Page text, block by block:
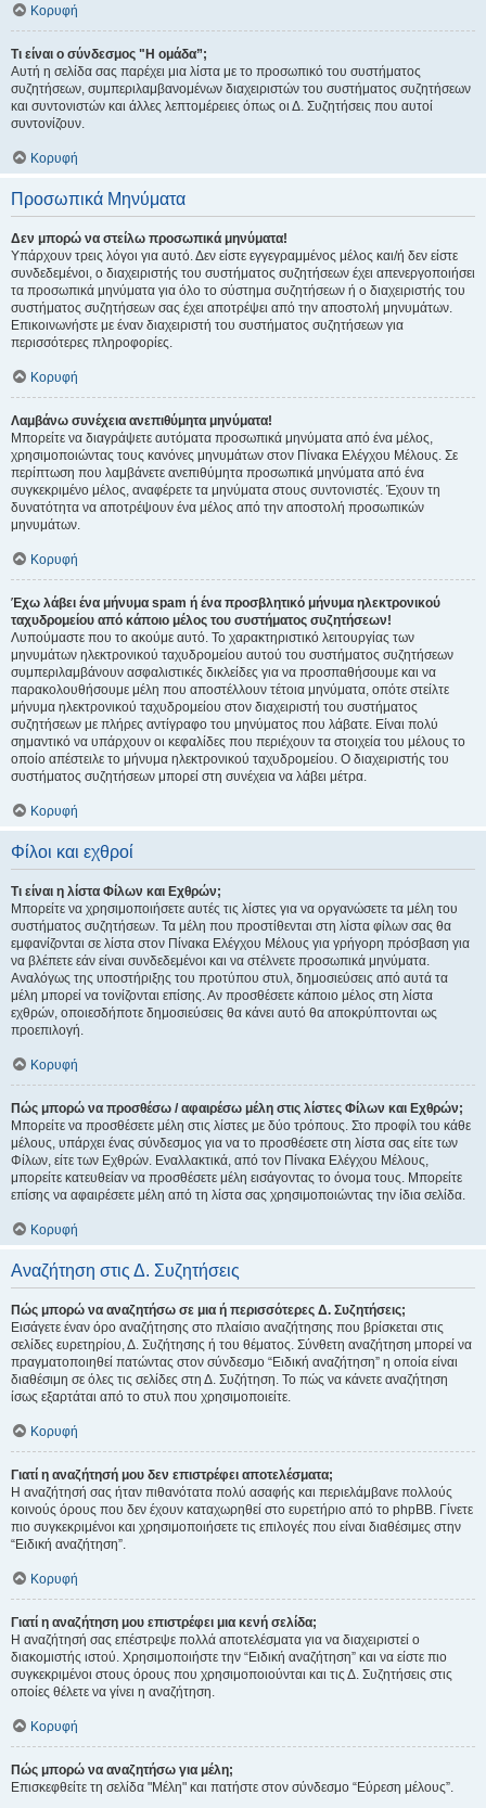
Κορυφή
Τι είναι ο σύνδεσμος "Η ομάδα”;
Αυτή η σελίδα σας παρέχει μια λίστα με το προσωπικό του συστήματος
συζητήσεων, συμπεριλαμβανομένων διαχειριστών του συστήματος συζητήσεων
και συντονιστών και άλλες λεπτομέρειες όπως οι Δ. Συζητήσεις που αυτοί
συντονίζουν.
Κορυφή
Προσωπικά Μηνύματα
Δεν μπορώ να στείλω προσωπικά μηνύματα!
Υπάρχουν τρεις λόγοι για αυτό. Δεν είστε εγγεγραμμένος μέλος και/ή δεν είστε
συνδεδεμένοι, ο διαχειριστής του συστήματος συζητήσεων έχει απενεργοποιήσει
τα προσωπικά μηνύματα για όλο το σύστημα συζητήσεων ή ο διαχειριστής του
συστήματος συζητήσεων σας έχει αποτρέψει από την αποστολή μηνυμάτων.
Επικοινωνήστε με έναν διαχειριστή του συστήματος συζητήσεων για
περισσότερες πληροφορίες.
Κορυφή
Λαμβάνω συνέχεια ανεπιθύμητα μηνύματα!
Μπορείτε να διαγράψετε αυτόματα προσωπικά μηνύματα από ένα μέλος,
χρησιμοποιώντας τους κανόνες μηνυμάτων στον Πίνακα Ελέγχου Μέλους. Σε
περίπτωση που λαμβάνετε ανεπιθύμητα προσωπικά μηνύματα από ένα
συγκεκριμένο μέλος, αναφέρετε τα μηνύματα στους συντονιστές. Έχουν τη
δυνατότητα να αποτρέψουν ένα μέλος από την αποστολή προσωπικών
μηνυμάτων.
Κορυφή
Έχω λάβει ένα μήνυμα spam ή ένα προσβλητικό μήνυμα ηλεκτρονικού
ταχυδρομείου από κάποιο μέλος του συστήματος συζητήσεων!
Λυπούμαστε που το ακούμε αυτό. Το χαρακτηριστικό λειτουργίας των
μηνυμάτων ηλεκτρονικού ταχυδρομείου αυτού του συστήματος συζητήσεων
συμπεριλαμβάνουν ασφαλιστικές δικλείδες για να προσπαθήσουμε και να
παρακολουθήσουμε μέλη που αποστέλλουν τέτοια μηνύματα, οπότε στείλτε
μήνυμα ηλεκτρονικού ταχυδρομείου στον διαχειριστή του συστήματος
συζητήσεων με πλήρες αντίγραφο του μηνύματος που λάβατε. Είναι πολύ
σημαντικό να υπάρχουν οι κεφαλίδες που περιέχουν τα στοιχεία του μέλους το
οποίο απέστειλε το μήνυμα ηλεκτρονικού ταχυδρομείου. Ο διαχειριστής του
συστήματος συζητήσεων μπορεί στη συνέχεια να λάβει μέτρα.
Κορυφή
Φίλοι και εχθροί
Τι είναι η λίστα Φίλων και Εχθρών;
Μπορείτε να χρησιμοποιήσετε αυτές τις λίστες για να οργανώσετε τα μέλη του
συστήματος συζητήσεων. Τα μέλη που προστίθενται στη λίστα φίλων σας θα
εμφανίζονται σε λίστα στον Πίνακα Ελέγχου Μέλους για γρήγορη πρόσβαση για
να βλέπετε εάν είναι συνδεδεμένοι και να στέλνετε προσωπικά μηνύματα.
Αναλόγως της υποστήριξης του προτύπου στυλ, δημοσιεύσεις από αυτά τα
μέλη μπορεί να τονίζονται επίσης. Αν προσθέσετε κάποιο μέλος στη λίστα
εχθρών, οποιεσδήποτε δημοσιεύσεις θα κάνει αυτό θα αποκρύπτονται ως
προεπιλογή.
Κορυφή
Πώς μπορώ να προσθέσω / αφαιρέσω μέλη στις λίστες Φίλων και Εχθρών;
Μπορείτε να προσθέσετε μέλη στις λίστες με δύο τρόπους. Στο προφίλ του κάθε
μέλους, υπάρχει ένας σύνδεσμος για να το προσθέσετε στη λίστα σας είτε των
Φίλων, είτε των Εχθρών. Εναλλακτικά, από τον Πίνακα Ελέγχου Μέλους,
μπορείτε κατευθείαν να προσθέσετε μέλη εισάγοντας το όνομα τους. Μπορείτε
επίσης να αφαιρέσετε μέλη από τη λίστα σας χρησιμοποιώντας την ίδια σελίδα.
Κορυφή
Αναζήτηση στις Δ. Συζητήσεις
Πώς μπορώ να αναζητήσω σε μια ή περισσότερες Δ. Συζητήσεις;
Εισάγετε έναν όρο αναζήτησης στο πλαίσιο αναζήτησης που βρίσκεται στις
σελίδες ευρετηρίου, Δ. Συζήτησης ή του θέματος. Σύνθετη αναζήτηση μπορεί να
πραγματοποιηθεί πατώντας στον σύνδεσμο “Ειδική αναζήτηση” η οποία είναι
διαθέσιμη σε όλες τις σελίδες στη Δ. Συζήτηση. Το πώς να κάνετε αναζήτηση
ίσως εξαρτάται από το στυλ που χρησιμοποιείτε.
Κορυφή
Γιατί η αναζήτησή μου δεν επιστρέφει αποτελέσματα;
Η αναζήτησή σας ήταν πιθανότατα πολύ ασαφής και περιελάμβανε πολλούς
κοινούς όρους που δεν έχουν καταχωρηθεί στο ευρετήριο από το phpBB. Γίνετε
πιο συγκεκριμένοι και χρησιμοποιήσετε τις επιλογές που είναι διαθέσιμες στην
“Ειδική αναζήτηση”.
Κορυφή
Γιατί η αναζήτηση μου επιστρέφει μια κενή σελίδα;
Η αναζήτησή σας επέστρεψε πολλά αποτελέσματα για να διαχειριστεί ο
διακομιστής ιστού. Χρησιμοποιήστε την “Ειδική αναζήτηση” και να είστε πιο
συγκεκριμένοι στους όρους που χρησιμοποιούνται και τις Δ. Συζητήσεις στις
οποίες θέλετε να γίνει η αναζήτηση.
Κορυφή
Πώς μπορώ να αναζητήσω για μέλη;
Επισκεφθείτε τη σελίδα "Μέλη" και πατήστε στον σύνδεσμο “Εύρεση μέλους”.